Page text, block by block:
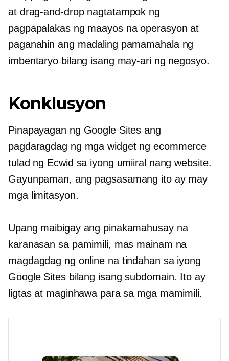
at drag-and-dropnagtatampok ng
pagpapalakas ng maayos na operasyon at
paganahin ang madaling pamamahala ng
imbentaryo bilang isang may-ari ng negosyo.
Konklusyon
Pinapayagan ng Google Sites ang
pagdaragdag ng mga widget ng ecommerce
tulad ng Ecwid sa iyong umiiral nang website.
Gayunpaman, ang pagsasamang ito ay may
mga limitasyon.
Upang maibigay ang pinakamahusay na
karanasan sa pamimili, mas mainam na
magdagdag ng online na tindahan sa iyong
Google Sites bilang isang subdomain. Ito ay
ligtas at maginhawa para sa mga mamimili.